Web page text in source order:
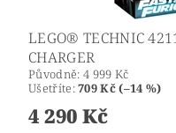
LEGO® TECHNIC
CHARGER
Původně: 4 999 Kč
Ušetříte:709 Kč (–14 %)
4 290 Kč